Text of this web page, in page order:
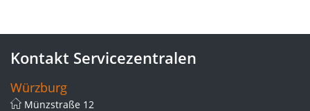
Kontakt Servicezentralen
Würzburg
Münzstraße 12